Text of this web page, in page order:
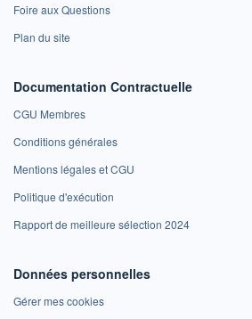
Foire aux Questions
Plan du site
Documentation Contractuelle
CGU Membres
Conditions générales
Mentions légales et CGU
Politique d'exécution
Rapport de meilleure sélection 2024
Données personnelles
Gérer mes cookies